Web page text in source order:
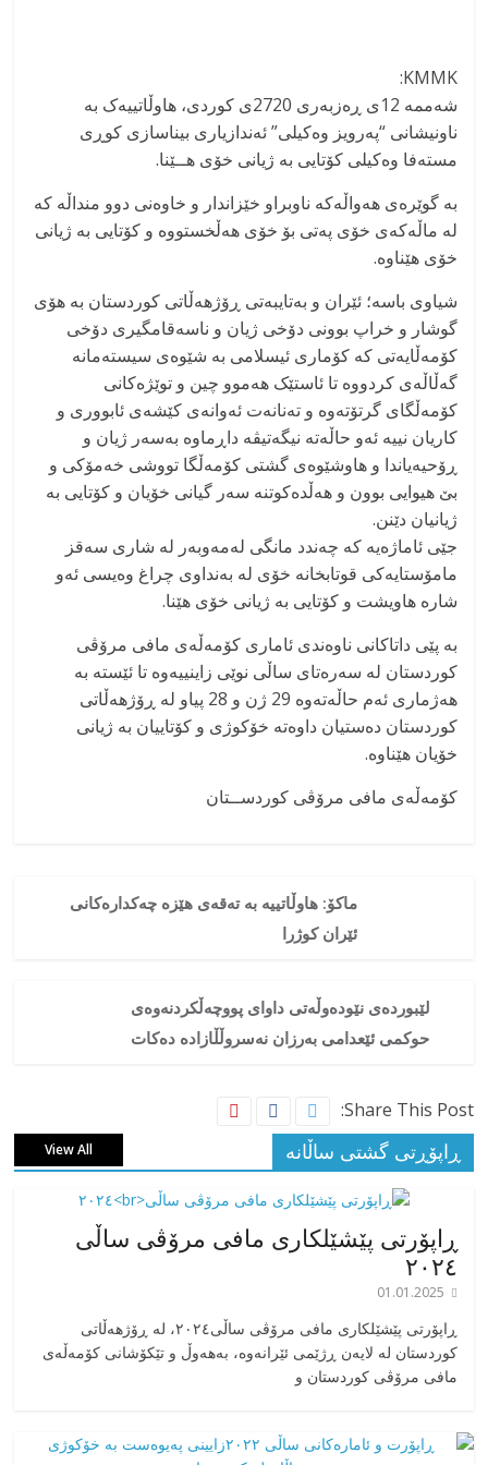
KMMK:
شەممە 12ی ڕەزبەری 2720ی کوردی، هاوڵاتییەک بە
ناونیشانی “پەرویز وەکیلی” ئەندازیاری بیناسازی کوڕی
مستەفا وەکیلی کۆتایی بە ژیانی خۆی هــێنا.
بە گوێرەی هەواڵەکە ناوبراو خێزاندار و خاوەنی دوو منداڵە کە
لە ماڵەکەی خۆی پەتی بۆ خۆی هەڵخستووە و کۆتایی بە ژیانی
خۆی هێناوە.
شیاوی باسە؛ ئێران و بەتایبەتی ڕۆژهەڵاتی کوردستان بە هۆی
گوشار و خراپ بوونی دۆخی ژیان و ناسەقامگیری دۆخی
کۆمەڵایەتی کە کۆماری ئیسلامی بە شێوەی سیستەمانە
گەڵاڵەی کردووە تا ئاستێک هەموو چین و توێژەکانی
کۆمەڵگای گرتۆتەوە و تەنانەت ئەوانەی کێشەی ئابووری و
کاریان نییە ئەو حاڵەتە نیگەتیڤە داڕماوە بەسەر ژیان و
ڕۆحیەیاندا و هاوشێوەی گشتی کۆمەڵگا تووشی خەمۆکی و
بێ هیوایی بوون و هەڵدەکوتنە سەر گیانی خۆیان و کۆتایی بە
ژیانیان دێنن.
جێی ئاماژەیە کە چەندد مانگی لەمەوبەر لە شاری سەقز
مامۆستایەکی قوتابخانە خۆی لە بەنداوی چراغ وەیسی ئەو
شارە هاویشت و کۆتایی بە ژیانی خۆی هێنا.
بە پێی داتاکانی ناوەندی ئاماری کۆمەڵەی مافی مرۆڤی
کوردستان لە سەرەتای ساڵی نوێی زاینییەوە تا ئێستە بە
هەژماری ئەم حاڵەتەوە 29 ژن و 28 پیاو لە ڕۆژهەڵاتی
کوردستان دەستیان داوەتە خۆکوژی و کۆتاییان بە ژیانی
خۆیان هێناوە.
کۆمەڵەی مافی مرۆڤی کوردســتان
ماکۆ: هاوڵاتییە بە تەقەی هێزە چەکدارەکانی
ئێران کوژرا
لێبوردەی نێودەوڵەتی داوای پووچەڵکردنەوەی
حوکمی ئێعدامی بەرزان نەسروڵڵازادە دەکات
Share This Post:
ڕاپۆڕتی گشتی ساڵانه View All
ڕاپۆرتی پێشێلکاری مافی مرۆڤی ساڵی
٢٠٢٤
01.01.2025
‎ڕاپۆرتی پێشێلکاری مافی مرۆڤی ساڵی٢٠٢٤، له ڕۆژهەڵاتی
کوردستان له لایەن ڕژێمی ئێرانەوە، بە‎هەوڵ و تێکۆشانی کۆمەڵەی
مافی مرۆڤی کوردستان و